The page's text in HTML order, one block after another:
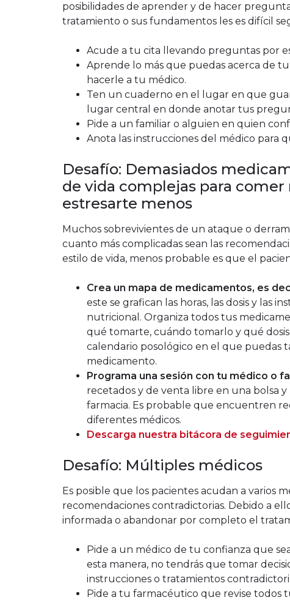
posibilidades de aprender y de hacer
tratamiento o sus fundamentos les es difícil
Acude a tu cita llevando preguntas por
Aprende lo más que puedas acerca de
hacerle a tu médico.
Ten un cuaderno en el lugar en que
lugar central en donde anotar tus
Pide a un familiar o alguien en quien
Anota las instrucciones del médico para
Desafío: Demasiados
de vida complejas para
estresarte menos
Muchos sobrevivientes de un ataque o
cuanto más complicadas sean las
estilo de vida, menos probable es que el
Crea un mapa de medicamentos, es
este se grafican las horas, las dosis y las
nutricional. Organiza todos tus
qué tomarte, cuándo tomarlo y qué
calendario posológico en el que puedas
medicamento.
Programa una sesión con tu médico o
recetados y de venta libre en una bolsa
farmacia. Es probable que encuentren
diferentes médicos.
Descarga nuestra bitácora de
Desafío: Múltiples médicos
Es posible que los pacientes acudan a varios
recomendaciones contradictorias. Debido a
informada o abandonar por completo el
Pide a un médico de tu confianza que
esta manera, no tendrás que tomar
instrucciones o tratamientos
Pide a tu farmacéutico que revise todos